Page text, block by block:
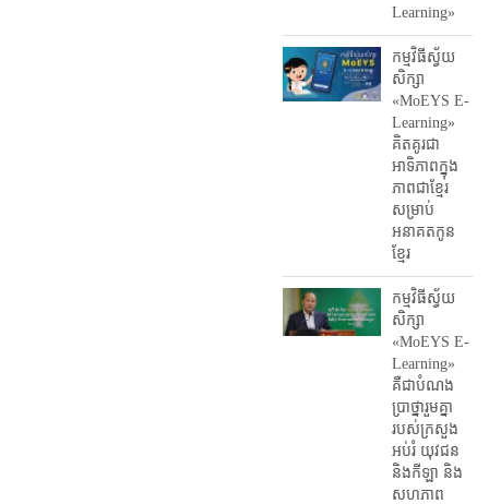
Learning»
កម្មវិធីស្វ័យ
សិក្សា
«MoEYS E-
Learning»
គិតគូរជា
អាទិភាពក្នុង
ភាពជាខ្មែរ
សម្រាប់
អនាគតកូន
ខ្មែរ
កម្មវិធីស្វ័យ
សិក្សា
«MoEYS E-
Learning»
គឺជាបំណង
ប្រាថ្នារួមគ្នា
របស់ក្រសួង
អប់រំ​ យុវជន
និងកីឡា និង
សហភាព